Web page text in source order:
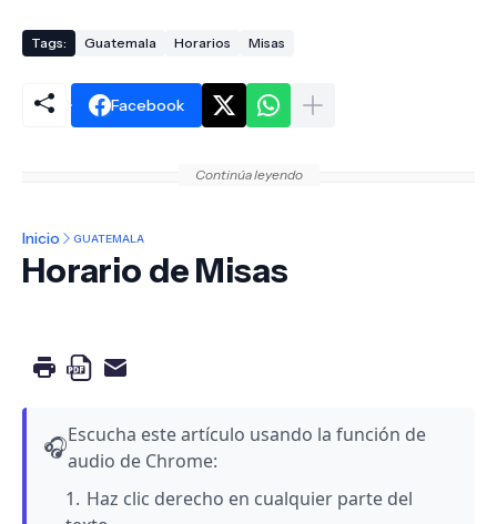
Tags: Guatemala Horarios Misas
Facebook
Continúa leyendo
Inicio GUATEMALA
Horario de Misas
🎧Escucha este artículo usando la función de
audio de Chrome:
Haz clic derecho en cualquier parte del